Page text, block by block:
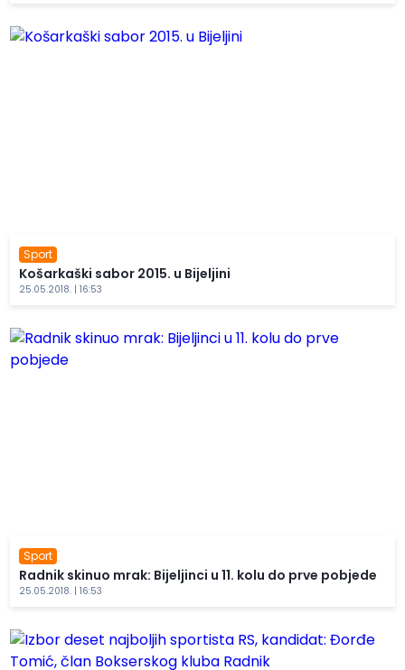
Sport
Košarkaški sabor 2015. u Bijeljini
25.05.2018. | 16:53
Sport
Radnik skinuo mrak: Bijeljinci u 11. kolu do prve pobjede
25.05.2018. | 16:53